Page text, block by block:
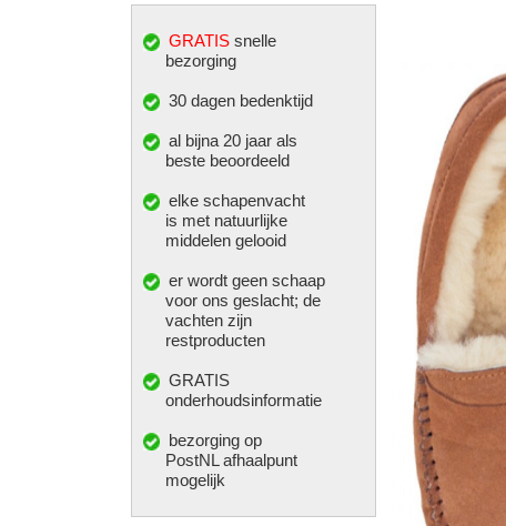
GRATIS snelle
bezorging
30 dagen bedenktijd
al bijna 20 jaar als
beste beoordeeld
elke schapenvacht
is met natuurlijke
middelen gelooid
er wordt geen schaap
voor ons geslacht; de
vachten zijn
restproducten
GRATIS
onderhoudsinformatie
bezorging op
PostNL afhaalpunt
mogelijk